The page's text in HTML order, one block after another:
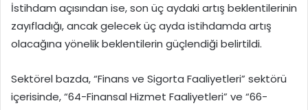
İstihdam açısından ise, son üç aydaki artış beklentilerinin
zayıfladığı, ancak gelecek üç ayda istihdamda artış
olacağına yönelik beklentilerin güçlendiği belirtildi.
Sektörel bazda, “Finans ve Sigorta Faaliyetleri” sektörü
içerisinde, “64-Finansal Hizmet Faaliyetleri” ve “66-